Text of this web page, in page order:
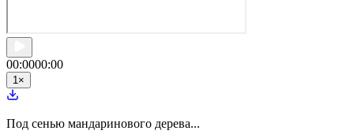
00:0000:00
1 ×
Под сенью мандаринового дерева...